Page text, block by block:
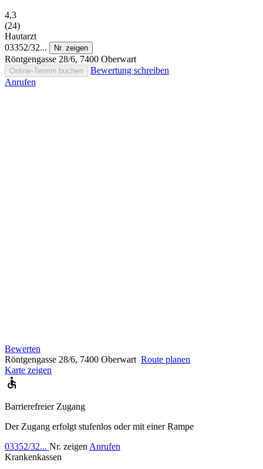
4,3
(24)
Hautarzt
03352/32...
Nr. zeigen
Röntgengasse 28/6, 7400 Oberwart
Online-Termin buchen
Bewertung schreiben
Anrufen
Bewerten
Röntgengasse 28/6, 7400 Oberwart Route planen
Karte zeigen
Barrierefreier Zugang
Der Zugang erfolgt stufenlos oder mit einer Rampe
03352/32... Nr. zeigen Anrufen
Krankenkassen